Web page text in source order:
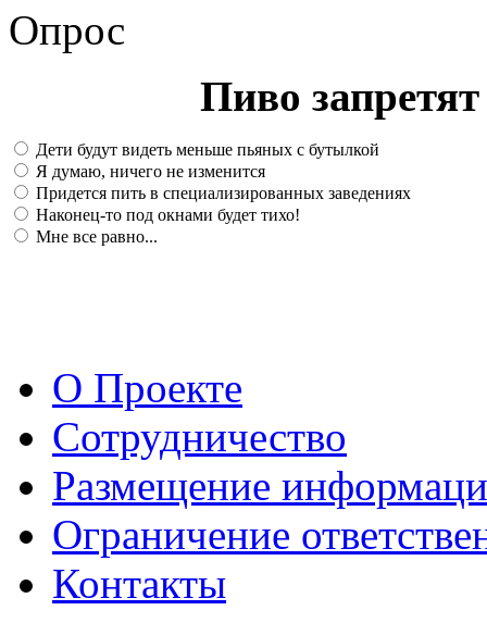
Опрос
Пиво
Дети будут видеть меньше пьяных с бутылкой
Я думаю, ничего не изменится
Придется пить в специализированных заведениях
Наконец-то под окнами будет тихо!
Мне все равно...
О Проекте
Сотрудничество
Размещение
Ограничение
Контакты